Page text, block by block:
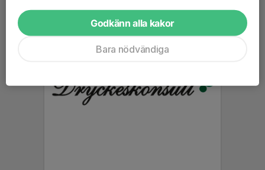
Godkänn alla kakor
Bara nödvändiga